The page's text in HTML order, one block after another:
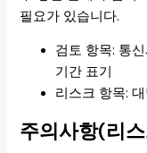
필요가 있습니다.
검토 항목: 통
기간 표기
리스크 항목:
주의사항(리